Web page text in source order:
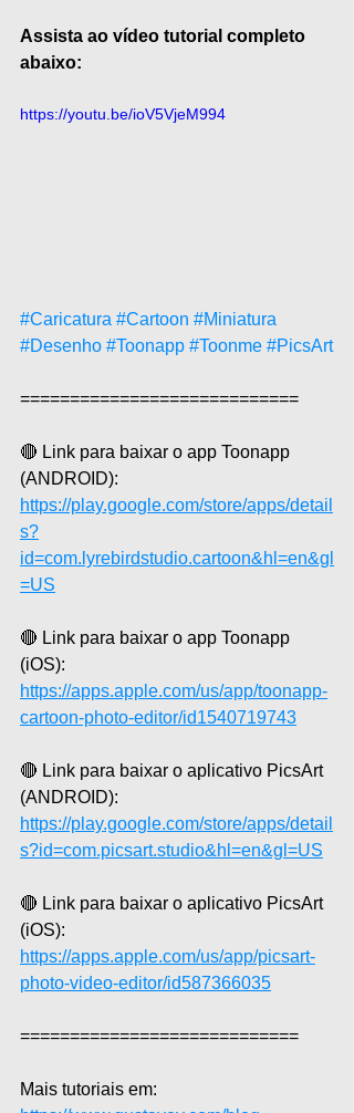
Assista ao vídeo tutorial completo
abaixo:
https://youtu.be/ioV5VjeM994
#Caricatura #Cartoon #Miniatura
#Desenho #Toonapp #Toonme #PicsArt
============================
🔴 Link para baixar o app Toonapp
(ANDROID):
https://play.google.com/store/apps/detail
s?
id=com.lyrebirdstudio.cartoon&hl=en&gl
=US
🔴 Link para baixar o app Toonapp
(iOS):
https://apps.apple.com/us/app/toonapp-
cartoon-photo-editor/id1540719743
🔴 Link para baixar o aplicativo PicsArt
(ANDROID):
https://play.google.com/store/apps/detail
s?id=com.picsart.studio&hl=en&gl=US
🔴 Link para baixar o aplicativo PicsArt
(iOS):
https://apps.apple.com/us/app/picsart-
photo-video-editor/id587366035
============================
Mais tutoriais em: